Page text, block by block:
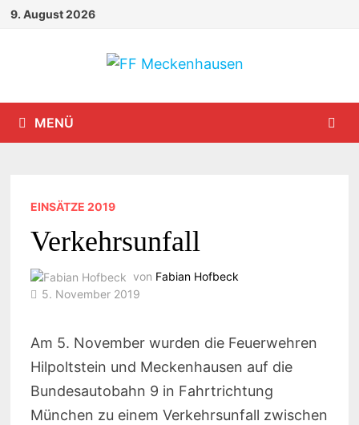
Zum
9. August 2026
MENÜ
EINSÄTZE 2019
Verkehrsunfall
von Fabian Hofbeck
5. November 2019
Am 5. November wurden die Feuerwehren
Hilpoltstein und Meckenhausen auf die
Bundesautobahn 9 in Fahrtrichtung
München zu einem Verkehrsunfall zwischen